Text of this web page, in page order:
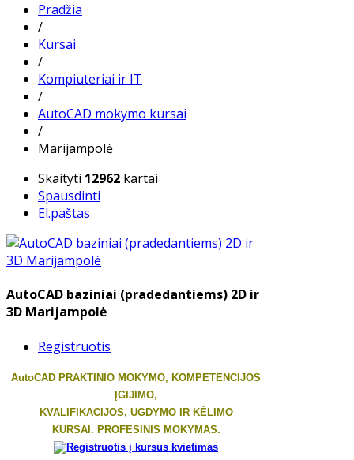
Pradžia
/
Kursai
/
Kompiuteriai ir IT
/
AutoCAD mokymo kursai
/
Marijampolė
Skaityti 12962 kartai
Spausdinti
El.paštas
AutoCAD baziniai (pradedantiems) 2D ir
3D Marijampolė
Registruotis
AutoCAD PRAKTINIO MOKYMO, KOMPETENCIJOS
ĮGIJIMO,
KVALIFIKACIJOS, UGDYMO IR KĖLIMO
KURSAI. PROFESINIS MOKYMAS.